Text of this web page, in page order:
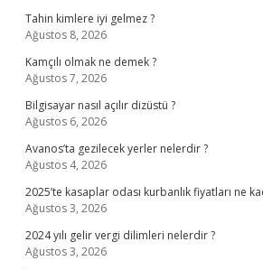
Tahin kimlere iyi gelmez ?
Ağustos 8, 2026
Kamçılı olmak ne demek ?
Ağustos 7, 2026
Bilgisayar nasıl açılır dizüstü ?
Ağustos 6, 2026
Avanos’ta gezilecek yerler nelerdir ?
Ağustos 4, 2026
2025’te kasaplar odası kurbanlık fiyatları ne
Ağustos 3, 2026
2024 yılı gelir vergi dilimleri nelerdir ?
Ağustos 3, 2026